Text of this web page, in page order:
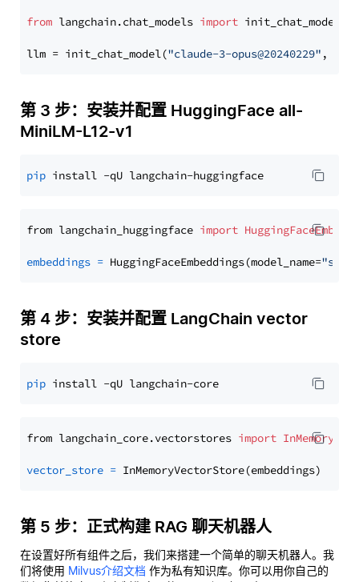
from langchain.chat_models import init_chat_model
llm = init_chat_model("claude-3-opus@20240229" ,
第 3 步：安装并配置 HuggingFace all-
MiniLM-L12-v1
pip
from langchain_huggingface import
embeddings = HuggingFaceEmbeddings(model_name=
第 4 步：安装并配置 LangChain vector
store
pip
from langchain_core.vectorstores import
vector_store =
第 5 步：正式构建 RAG 聊天机器人
在设置好所有组件之后，我们来搭建一个简单的聊天机器人。我
们将使用 Milvus介绍文档 作为私有知识库。你可以用你自己的